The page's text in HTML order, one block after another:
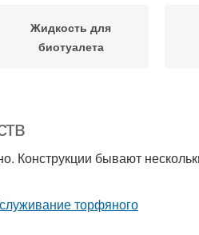
Жидкость для
биотуалета
Конструкции бывают